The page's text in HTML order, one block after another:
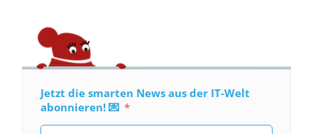
Jetzt die smarten News aus der IT-Welt
abonnieren! 💌